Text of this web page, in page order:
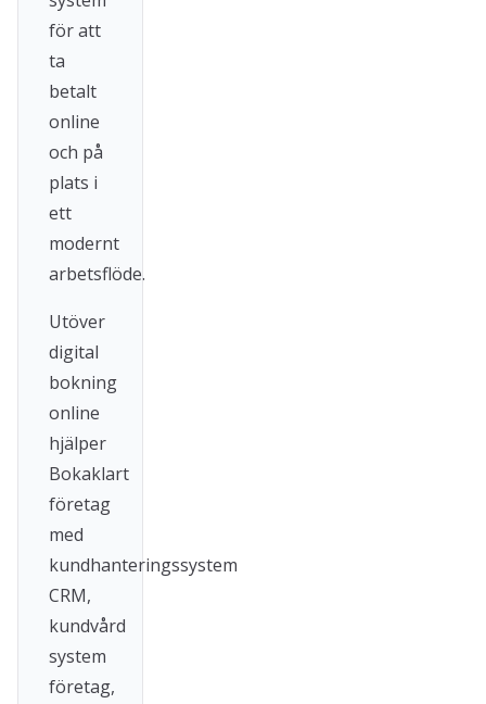
för att
ta
betalt
online
och på
plats i
ett
modernt
arbetsflöde.
Utöver
digital
bokning
online
hjälper
Bokaklart
företag
med
kundhanteringssystem
CRM,
kundvård
system
företag,